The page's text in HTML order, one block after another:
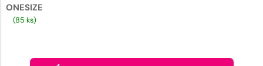
ONESIZE
(85 ks)